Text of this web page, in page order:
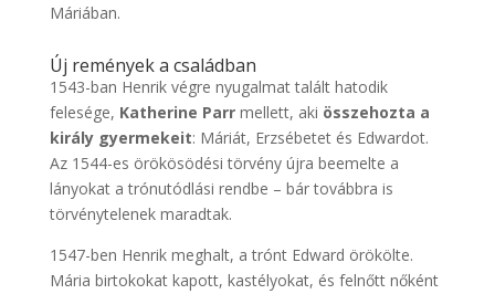
Máriában.
Új remények a családban
1543-ban Henrik végre nyugalmat talált hatodik
felesége, Katherine Parrmellett, aki összehozta a
király gyermekeit: Máriát, Erzsébetet és Edwardot.
Az 1544-es örökösödési törvény újra beemelte a
lányokat a trónutódlási rendbe – bár továbbra is
törvénytelenek maradtak.
1547-ben Henrik meghalt, a trónt Edward örökölte.
Mária birtokokat kapott, kastélyokat, és felnőtt nőként